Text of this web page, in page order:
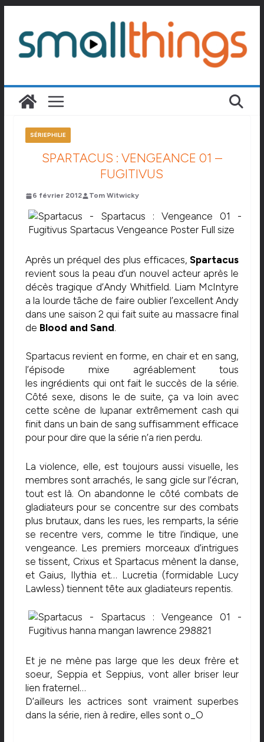
contenu
SÉRIEPHILIE
SPARTACUS : VENGEANCE 01 –
FUGITIVUS
6 février 2012 Tom Witwicky
Après un préquel des plus efficaces,Spartacus
revient sous la peau d’un nouvel acteur après le
décès tragique d’Andy Whitfield. Liam McIntyre
a la lourde tâche de faire oublier l’excellent Andy
dans une saison 2 qui fait suite au massacre final
de Blood and Sand.
Spartacus revient en forme, en chair et en sang,
l’épisode mixe agréablement tous
les ingrédients qui ont fait le succès de la série.
Côté sexe, disons le de suite, ça va loin avec
cette scène de lupanar extrêmement cash qui
finit dans un bain de sang suffisamment efficace
pour pour dire que la série n’a rien perdu.
La violence, elle, est toujours aussi visuelle, les
membres sont arrachés, le sang gicle sur l’écran,
tout est là. On abandonne le côté combats de
gladiateurs pour se concentre sur des combats
plus brutaux, dans les rues, les remparts, la série
se recentre vers, comme le titre l’indique, une
vengeance. Les premiers morceaux d’intrigues
se tissent, Crixus et Spartacus mènent la danse,
et Gaius, Ilythia et… Lucretia (formidable Lucy
Lawless) tiennent tête aux gladiateurs repentis.
Et je ne mène pas large que les deux frère et
soeur, Seppia et Seppius, vont aller briser leur
lien fraternel…
D’ailleurs les actrices sont vraiment superbes
dans la série, rien à redire, elles sont o_O